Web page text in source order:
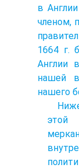
в
членом,
1664 г.
Англии
нашей
нашего
этой